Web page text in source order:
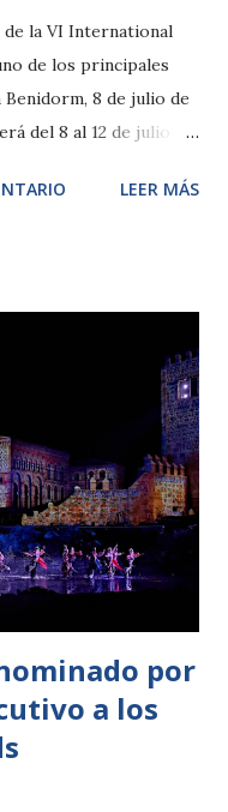
de la VI International
de los principales
Benidorm, 8 de julio de
del 8 al 12 de julio la
encuentros de
numerosos países en
formación,
sobre la
en 2020 como un
Mermaids &
un importante
una cita de referencia
LEER MÁS
por
a los